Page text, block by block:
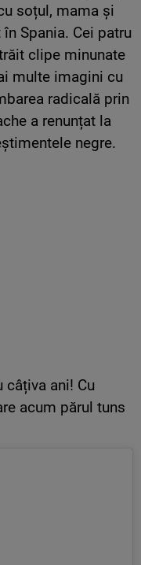
soțul, mama și
Spania. Cei patru
clipe minunate
multe imagini cu
radicală prin
a renunțat la
negre.
ani! Cu
acum părul tuns